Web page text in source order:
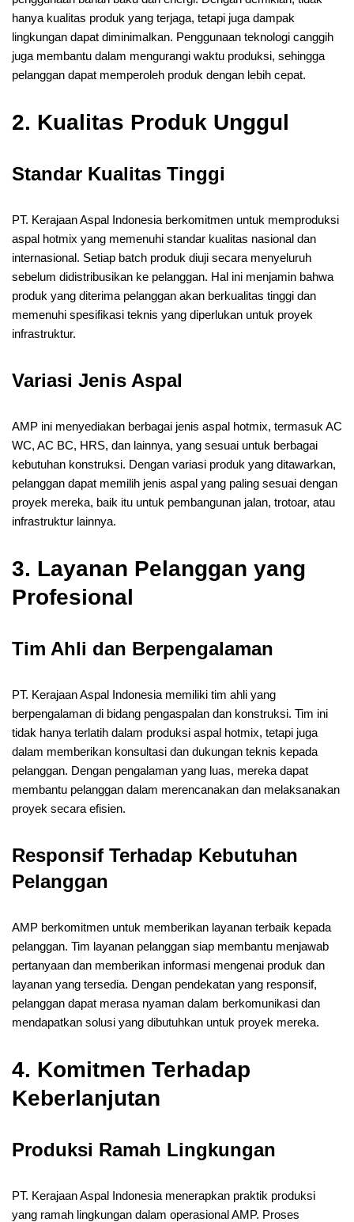
hanya kualitas produk yang terjaga, tetapi juga dampak
lingkungan dapat diminimalkan. Penggunaan teknologi canggih
juga membantu dalam mengurangi waktu produksi, sehingga
pelanggan dapat memperoleh produk dengan lebih cepat.
2. Kualitas Produk Unggul
Standar Kualitas Tinggi
PT. Kerajaan Aspal Indonesia berkomitmen untuk memproduksi
aspal hotmix yang memenuhi standar kualitas nasional dan
internasional. Setiap batch produk diuji secara menyeluruh
sebelum didistribusikan ke pelanggan. Hal ini menjamin bahwa
produk yang diterima pelanggan akan berkualitas tinggi dan
memenuhi spesifikasi teknis yang diperlukan untuk proyek
infrastruktur.
Variasi Jenis Aspal
AMP ini menyediakan berbagai jenis aspal hotmix, termasuk AC
WC, AC BC, HRS, dan lainnya, yang sesuai untuk berbagai
kebutuhan konstruksi. Dengan variasi produk yang ditawarkan,
pelanggan dapat memilih jenis aspal yang paling sesuai dengan
proyek mereka, baik itu untuk pembangunan jalan, trotoar, atau
infrastruktur lainnya.
3. Layanan Pelanggan yang
Profesional
Tim Ahli dan Berpengalaman
PT. Kerajaan Aspal Indonesia memiliki tim ahli yang
berpengalaman di bidang pengaspalan dan konstruksi. Tim ini
tidak hanya terlatih dalam produksi aspal hotmix, tetapi juga
dalam memberikan konsultasi dan dukungan teknis kepada
pelanggan. Dengan pengalaman yang luas, mereka dapat
membantu pelanggan dalam merencanakan dan melaksanakan
proyek secara efisien.
Responsif Terhadap Kebutuhan
Pelanggan
AMP berkomitmen untuk memberikan layanan terbaik kepada
pelanggan. Tim layanan pelanggan siap membantu menjawab
pertanyaan dan memberikan informasi mengenai produk dan
layanan yang tersedia. Dengan pendekatan yang responsif,
pelanggan dapat merasa nyaman dalam berkomunikasi dan
mendapatkan solusi yang dibutuhkan untuk proyek mereka.
4. Komitmen Terhadap
Keberlanjutan
Produksi Ramah Lingkungan
PT. Kerajaan Aspal Indonesia menerapkan praktik produksi
yang ramah lingkungan dalam operasional AMP. Proses